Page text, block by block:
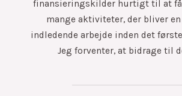
finansieringskilder hurtigt til at få
mange aktiviteter, der bliver
indledende arbejde inden det
Jeg forventer, at bidrage til